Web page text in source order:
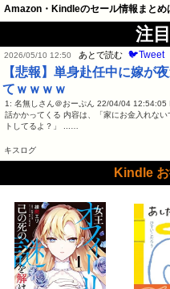
Amazon・Kindleのセール情報まとめ
注
2026/05/10 12:50 あとで読む 🐦Tweet
【悲報】単身赴任中に嫁が
てｗｗｗｗ
1: 名無しさん＠おーぷん 22/04/04 12:54:05
話かかってくる 内容は、「家にお金入れな
トしてるよ？」 ...…
キスログ
Kindle